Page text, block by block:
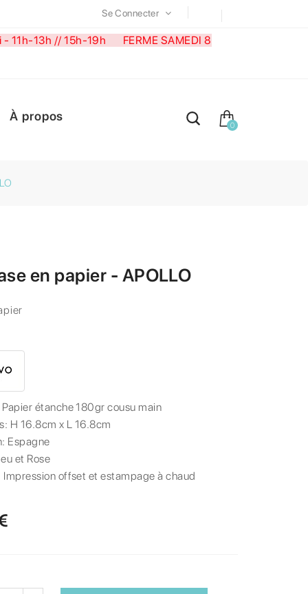
Se Connecter
- 11h-13h // 15h-19h FERME SAMEDI 8
À propos
0
en papier - APOLLO
Papier étanche 180gr cousu main
H 16.8cm x L 16.8cm
Espagne
et Rose
Impression offset et estampage à chaud